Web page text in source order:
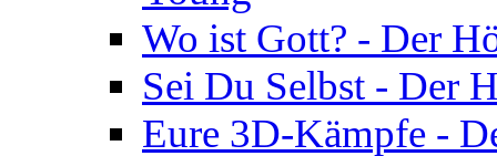
Wo ist Gott? - Der
Sei Du Selbst - Der
Eure 3D-Kämpfe -